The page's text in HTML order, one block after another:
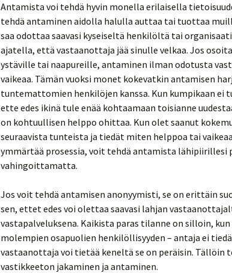
Antamista voi tehdä hyvin monella erilaisella
tehdä antaminen aidolla halulla auttaa tai tuottaa
saa odottaa saavasi kyseiseltä henkilöltä tai
ajatella, että vastaanottaja jää sinulle velkaa. Jos
ystäville tai naapureille, antaminen ilman odotusta
vaikeaa. Tämän vuoksi monet kokevatkin antamisen
tuntemattomien henkilöjen kanssa. Kun kumpikaan ei
ette edes ikinä tule enää kohtaamaan toisianne
on kohtuullisen helppo ohittaa. Kun olet saanut
seuraavista tunteista ja tiedät miten helppoa tai
ymmärtää prosessia, voit tehdä antamista lähipiirillesi
vahingoittamatta.
Jos voit tehdä antamisen anonyymisti, se on erittäin
sen, ettet edes voi olettaa saavasi lahjan
vastapalveluksena. Kaikista paras tilanne on silloin,
molempien osapuolien henkilöllisyyden – antaja ei
vastaanottaja voi tietää keneltä se on peräisin.
vastikkeeton jakaminen ja antaminen.